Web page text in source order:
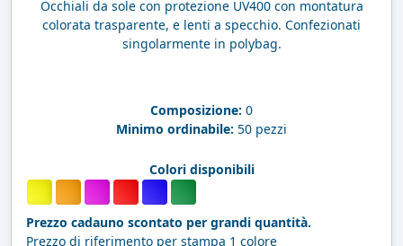
Occhiali da sole con protezione UV400 con montatura
colorata trasparente, e lenti a specchio. Confezionati
singolarmente in polybag.
Composizione: 0
Minimo ordinabile: 50 pezzi
Colori disponibili
Prezzo cadauno scontato per grandi quantità.
Prezzo di riferimento per stampa 1 colore